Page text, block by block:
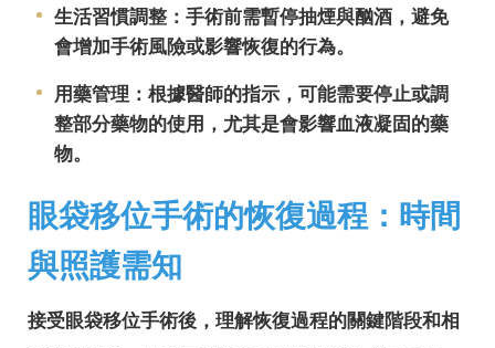
生活習慣調整：手術前需暫停抽煙與酗酒，避免
會增加手術風險或影響恢復的行為。
用藥管理：根據醫師的指示，可能需要停止或調
整部分藥物的使用，尤其是會影響血液凝固的藥
物。
眼袋移位手術的恢復過程：時間
與照護需知
接受眼袋移位手術後，理解恢復過程的關鍵階段和相